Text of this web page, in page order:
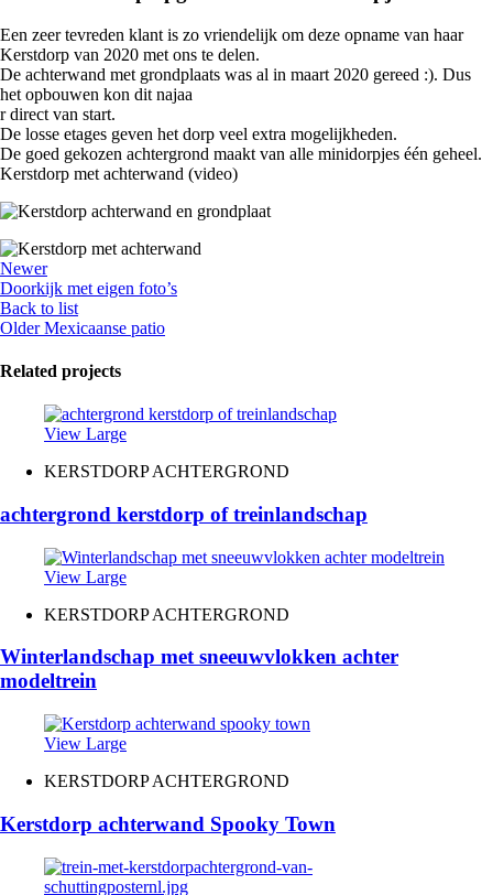
Een zeer tevreden klant is zo vriendelijk om deze opname van haar
Kerstdorp van 2020 met ons te delen.
De achterwand met grondplaats was al in maart 2020 gereed :). Dus
het opbouwen kon dit najaa
r direct van start.
De losse etages geven het dorp veel extra mogelijkheden.
De goed gekozen achtergrond maakt van alle minidorpjes één geheel.
Kerstdorp met achterwand (video)
Newer
Doorkijk met eigen foto’s
Back to list
Older Mexicaanse patio
Related projects
View Large
KERSTDORP ACHTERGROND
achtergrond kerstdorp of treinlandschap
View Large
KERSTDORP ACHTERGROND
Winterlandschap met sneeuwvlokken achter
modeltrein
View Large
KERSTDORP ACHTERGROND
Kerstdorp achterwand Spooky Town